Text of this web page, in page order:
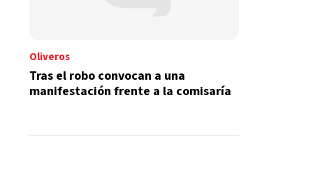
Oliveros
Tras el robo convocan a una
manifestación frente a la comisaría